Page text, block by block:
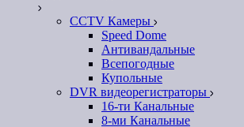
CCTV Камеры
Speed Dome
Антивандальные
Всепогодные
Купольные
DVR видеорегистраторы
16-ти Канальные
8-ми Канальные